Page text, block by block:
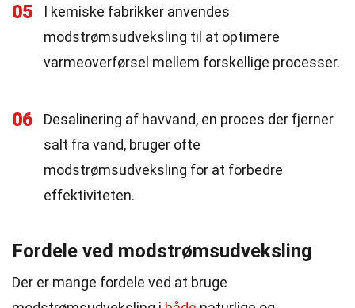
05
I kemiske fabrikker anvendes
modstrømsudveksling til at optimere
varmeoverførsel mellem forskellige processer.
06
Desalinering af havvand, en proces der fjerner
salt fra vand, bruger ofte
modstrømsudveksling for at forbedre
effektiviteten.
Fordele ved modstrømsudveksling
Der er mange fordele ved at bruge